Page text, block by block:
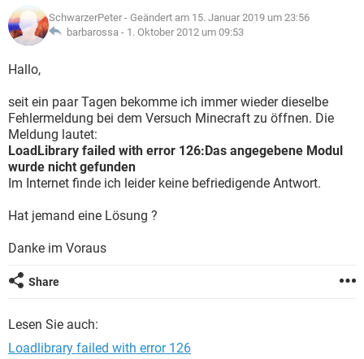
FACEBOOK HARDWARE
WINDOWS 10 INSTAGRAM
WHATSAPP
FACEBOOK
ANDROID IOS
FACEBOOK HARDWARE
LEXIKON
SPIELE
ANDROID
WINDOWS 10 INSTAGRAM
WHATSAPP
FACEBOOK HARDWARE
SchwarzerPeter - Geändert am 15. Januar 2019 um 23:56
barbarossa - 1. Oktober 2012 um 09:53
Hallo,
seit ein paar Tagen bekomme ich immer wieder dieselbe
Fehlermeldung bei dem Versuch Minecraft zu öffnen. Die
Meldung lautet:
LoadLibrary failed with error 126:Das angegebene Modul
wurde nicht gefunden
Im Internet finde ich leider keine befriedigende Antwort.
Hat jemand eine Lösung ?
Danke im Voraus
Share
Lesen Sie auch:
Loadlibrary failed with error 126